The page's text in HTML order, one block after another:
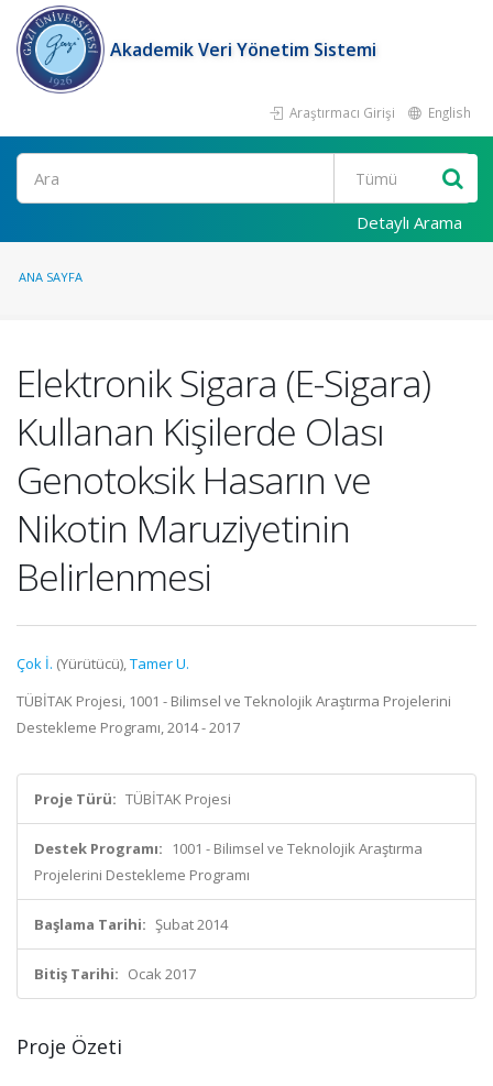
Akademik Veri Yönetim Sistemi
Araştırmacı Girişi English
Ara
Detaylı Arama
ANA SAYFA
Elektronik Sigara (E-Sigara)
Kullanan Kişilerde Olası
Genotoksik Hasarın ve
Nikotin Maruziyetinin
Belirlenmesi
Çok İ. (Yürütücü),Tamer U.
TÜBİTAK Projesi, 1001 - Bilimsel ve Teknolojik Araştırma Projelerini
Destekleme Programı, 2014 - 2017
Proje Türü: TÜBİTAK Projesi
Destek Programı:
1001 - Bilimsel ve Teknolojik Araştırma
Projelerini Destekleme Programı
Başlama Tarihi: Şubat 2014
Bitiş Tarihi: Ocak 2017
Proje Özeti